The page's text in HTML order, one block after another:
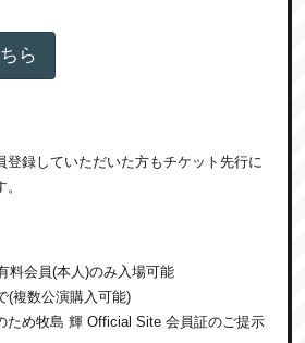
ら
録していただいた方もチケット先行に
会員(本人)のみ入場可能
(複数公演購入可能)
ため牧島 輝 Official Site 会員証のご提示